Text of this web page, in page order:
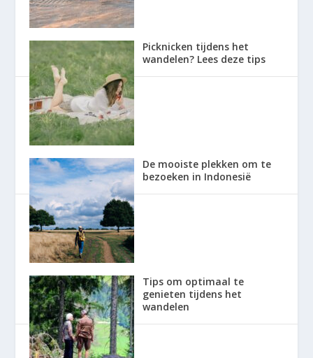
Picknicken tijdens het
wandelen? Lees deze tips
De mooiste plekken om te
bezoeken in Indonesië
Tips om optimaal te
genieten tijdens het
wandelen